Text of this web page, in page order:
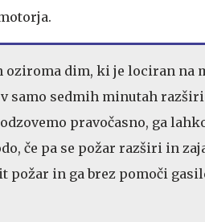
oziroma dim, ki je lociran na
sedmih minutah razširi
pravočasno, ga
če pa se požar razširi in
požar in ga brez pomoči